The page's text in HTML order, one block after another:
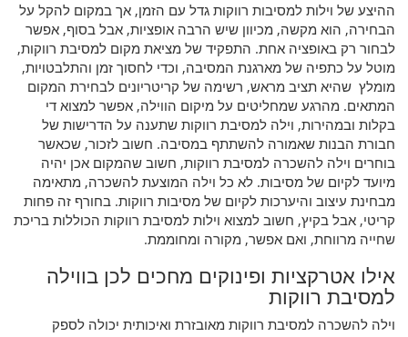
ההיצע של וילות למסיבות רווקות גדל עם הזמן, אך במקום להקל על
הבחירה, הוא מקשה, מכיוון שיש הרבה אופציות, אבל בסוף, אפשר
לבחור רק באופציה אחת. התפקיד של מציאת מקום למסיבת רווקות,
מוטל על כתפיה של מארגנת המסיבה, וכדי לחסוך זמן והתלבטויות,
מומלץ שהיא תציב מראש, רשימה של קריטריונים לבחירת המקום
המתאים. מהרגע שמחליטים על מיקום הווילה, אפשר למצוא די
בקלות ובמהירות, וילה למסיבת רווקות שתענה על הדרישות של
חבורת הבנות שאמורה להשתתף במסיבה. חשוב לזכור, שכאשר
בוחרים וילה להשכרה למסיבת רווקות, חשוב שהמקום אכן יהיה
מיועד לקיום של מסיבות. לא כל וילה המוצעת להשכרה, מתאימה
מבחינת עיצוב והיערכות לקיום של מסיבות רווקות. בחורף זה פחות
קריטי, אבל בקיץ, חשוב למצוא וילות למסיבת רווקות הכוללות בריכת
שחייה מרווחת, ואם אפשר, מקורה ומחוממת.
אילו אטרקציות ופינוקים מחכים לכן בווילה
למסיבת רווקות
וילה להשכרה למסיבת רווקות מאובזרת ואיכותית יכולה לספק